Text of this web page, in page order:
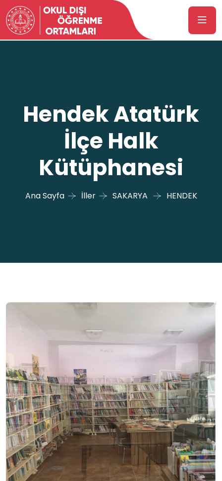
Hendek Atatürk
İlçe Halk
Kütüphanesi
Ana Sayfa İller SAKARYA HENDEK